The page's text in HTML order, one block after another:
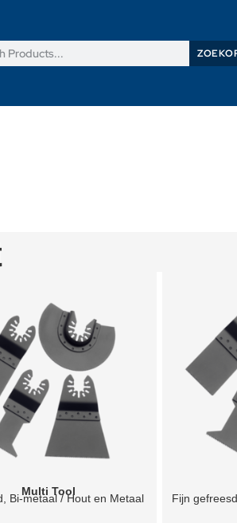
Multi Tool
Bi-metaal / Hout en Metaal Fijn